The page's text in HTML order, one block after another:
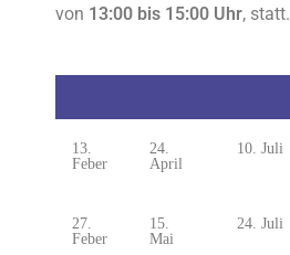
von 13:00 bis 15:00 Uhr, statt.
13.
Feber
24.
April
10. Juli
27.
Feber
15.
Mai
24. Juli